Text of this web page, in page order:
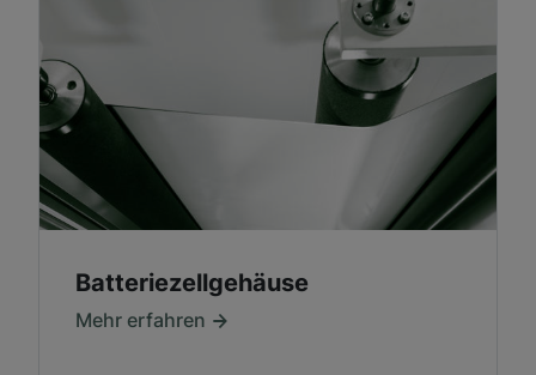
Batteriezellgehäuse
Mehr erfahren